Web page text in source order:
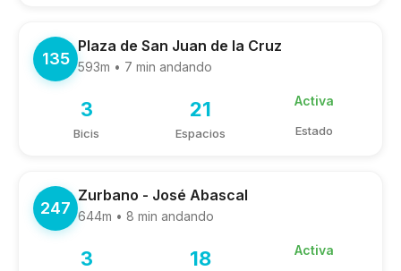
135
Plaza de San Juan de la Cruz
593m • 7 min andando
3
Bicis
21
Espacios
Activa
Estado
247
Zurbano - José Abascal
644m • 8 min andando
3 18 Activa